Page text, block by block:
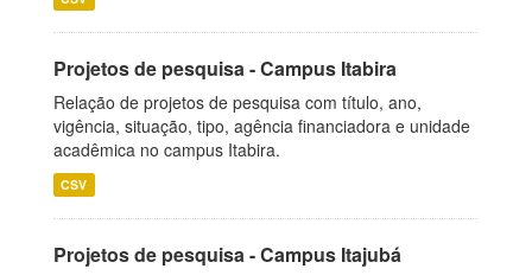
Projetos de pesquisa - Campus Itabira
Relação de projetos de pesquisa com título, ano,
vigência, situação, tipo, agência financiadora e unidade
acadêmica no campus Itabira.
CSV
Projetos de pesquisa - Campus Itajubá